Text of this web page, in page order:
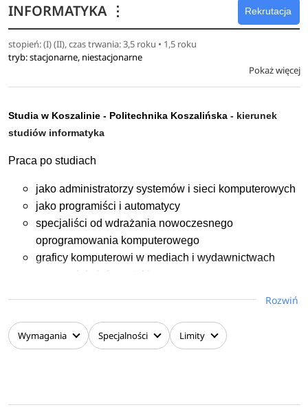
INFORMATYKA ⋮ Rekrutacja
stopień: (I) (II), czas trwania: 3,5 roku • 1,5 roku
tryb: stacjonarne, niestacjonarne
Pokaż więcej
Studia w Koszalinie - Politechnika Koszalińska - kierunek
studiów informatyka
Praca po studiach
jako administratorzy systemów i sieci komputerowych
jako programiści i automatycy
specjaliści od wdrażania nowoczesnego
oprogramowania komputerowego
graficy komputerowi w mediach i wydawnictwach
nauczyciele informatyki
Rozwiń
Wymagania Specjalności Limity